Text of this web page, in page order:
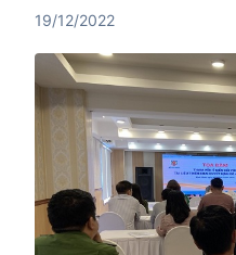
19/12/2022